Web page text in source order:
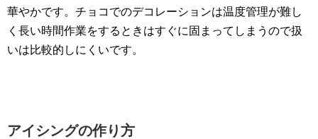
華やかです。チョコでのデコレーションは温度管理が難し
く長い時間作業をするときはすぐに固まってしまうので扱
いは比較的しにくいです。
アイシングの作り方